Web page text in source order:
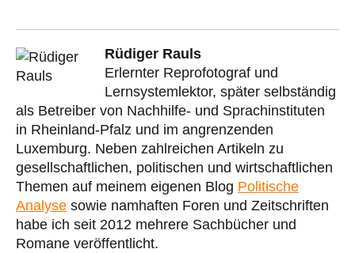
Rüdiger Rauls
Erlernter Reprofotograf und
Lernsystemlektor, später selbständig
als Betreiber von Nachhilfe- und Sprachinstituten
in Rheinland-Pfalz und im angrenzenden
Luxemburg. Neben zahlreichen Artikeln zu
gesellschaftlichen, politischen und wirtschaftlichen
Themen auf meinem eigenen Blog Politische
Analyse sowie namhaften Foren und Zeitschriften
habe ich seit 2012 mehrere Sachbücher und
Romane veröffentlicht.